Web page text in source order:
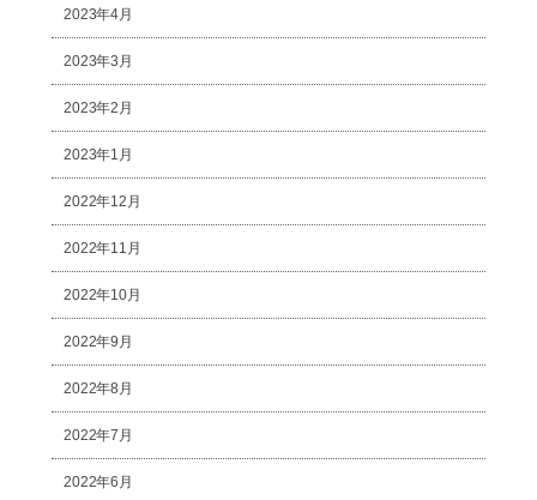
2023年4月
2023年3月
2023年2月
2023年1月
2022年12月
2022年11月
2022年10月
2022年9月
2022年8月
2022年7月
2022年6月